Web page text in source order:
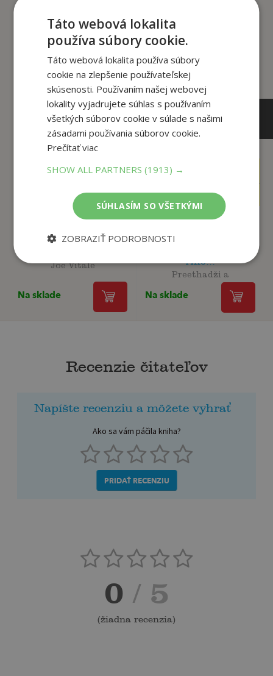
Zákazníci, ktorí si kúpili
tento titul si tiež kúpili
4,95 €
Joe Vitale
Na sklade
Štyri posvätné
Ako...
Preethadži a
Na sklade
Recenzie čitateľov
Napíšte recenziu a môžete vyhrať
Ako sa vám páčila kniha?
PRIDAŤ RECENZIU
0 / 5
(žiadna recenzia)
Táto webová lokalita
používa súbory cookie.
Táto webová lokalita používa súbory
cookie na zlepšenie používateľskej
skúsenosti. Používaním našej webovej
lokality vyjadrujete súhlas s používaním
všetkých súborov cookie v súlade s našimi
zásadami používania súborov cookie.
Prečítať viac
SHOW ALL PARTNERS(1913) →
SÚHLASÍM SO VŠETKÝMI
ZOBRAZIŤ PODROBNOSTI